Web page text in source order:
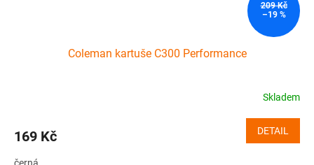
209 Kč
–19 %
Coleman kartuše C300 Performance
Skladem
169 Kč DETAIL